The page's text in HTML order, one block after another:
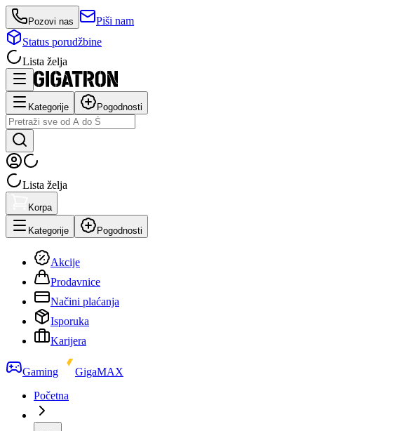
Pozovi nas
Piši nam
Status porudžbine
Lista želja
Kategorije Pogodnosti
Lista želja
Korpa
Kategorije Pogodnosti
Akcije
Prodavnice
Načini plaćanja
Isporuka
Karijera
Gaming
GigaMAX
Početna